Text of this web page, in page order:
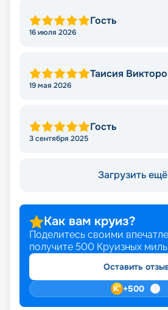
Гость
16 июля 2026
Таисия
19 мая 2026
Гость
3 сентября 2025
Загрузить
Как вам круиз?
Поделитесь своими
получите 500 Круизных миль
Оставить
+500